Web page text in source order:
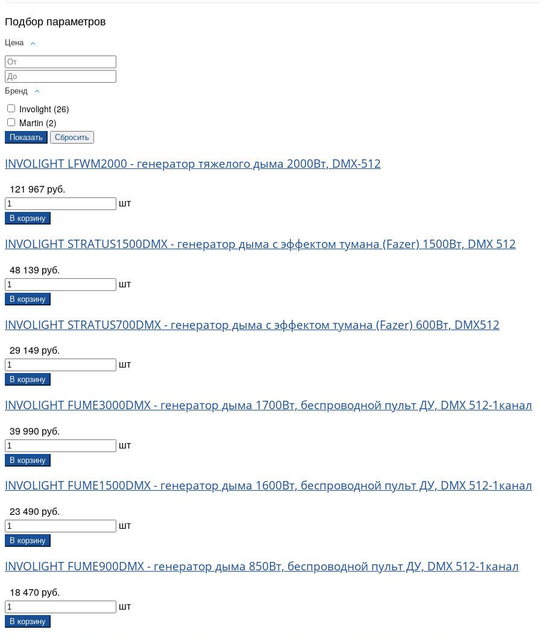
Подбор параметров
Цена
Бренд
Involight (26)
Martin (2)
INVOLIGHT LFWM2000 - генератор тяжелого дыма 2000Вт, DMX-512
121 967 руб.
шт
В корзину
INVOLIGHT STRATUS1500DMX - генератор дыма c эффектом тумана (Fazer) 1500Вт, DMX 512
48 139 руб.
шт
В корзину
INVOLIGHT STRATUS700DMX - генератор дыма c эффектом тумана (Fazer) 600Вт, DMX512
29 149 руб.
шт
В корзину
INVOLIGHT FUME3000DMX - генератор дыма 1700Вт, беспроводной пульт ДУ, DMX 512-1канал
39 990 руб.
шт
В корзину
INVOLIGHT FUME1500DMX - генератор дыма 1600Вт, беспроводной пульт ДУ, DMX 512-1канал
23 490 руб.
шт
В корзину
INVOLIGHT FUME900DMX - генератор дыма 850Вт, беспроводной пульт ДУ, DMX 512-1канал
18 470 руб.
шт
В корзину